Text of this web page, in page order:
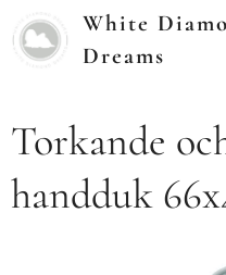
White
Dreams
Torkande
handduk